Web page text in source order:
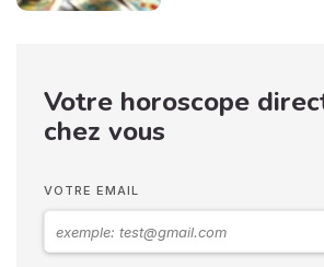
spéciale voyance
Tirage de tarot
Votre horoscope
chez vous
VOTRE EMAIL